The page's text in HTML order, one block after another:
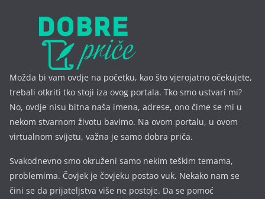
Možda bi vam ovdje na početku, kao što vjerojatno očekujete,
trebali otkriti tko stoji iza ovog portala. Tko smo ustvari mi?
No, ovdje nisu bitna naša imena, adrese, ono čime se mi u
nekom stvarnom životu bavimo. Na ovom portalu, u ovom
virtualnom svijetu, važna je samo dobra priča.
Svakodnevno smo okruženi samo nekim teškim temama,
problemima. Čovjek je čovjeku postao vuk. Nekako nam se
čini se da prijateljstva više ne postoje. Da se pomoć